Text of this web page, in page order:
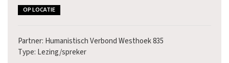
OP LOCATIE
Partner: Humanistisch Verbond Westhoek 835
Type: Lezing/spreker